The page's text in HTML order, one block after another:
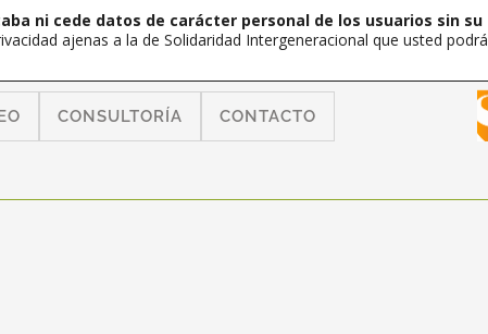
CONSULTORÍA CONTACTO
ni cede datos de carácter personal de los usuarios sin su
ajenas a la de Solidaridad Intergeneracional que usted podrá